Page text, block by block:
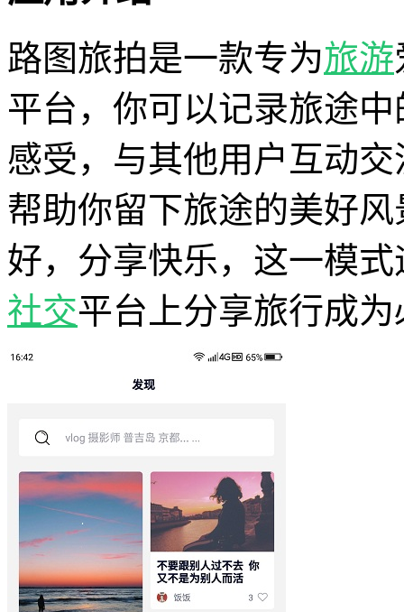
路图旅拍是一款专为旅游
平台，你可以记录旅途
感受，与其他用户互动
帮助你留下旅途的美好
好，分享快乐，这一模
社交平台上分享旅行成